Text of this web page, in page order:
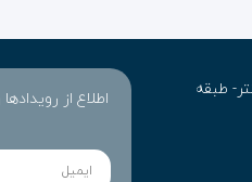
طبقه
اطلاع از